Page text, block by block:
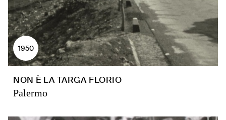
1950
NON È LA TARGA FLORIO
Palermo